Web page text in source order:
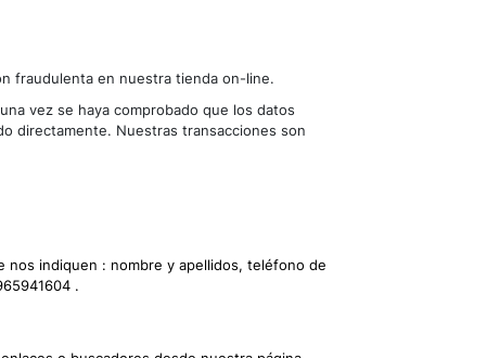
fraudulenta en nuestra tienda on-line.
vez se haya comprobado que los datos
directamente. Nuestras transacciones son
nos indiquen : nombre y apellidos, teléfono de
.